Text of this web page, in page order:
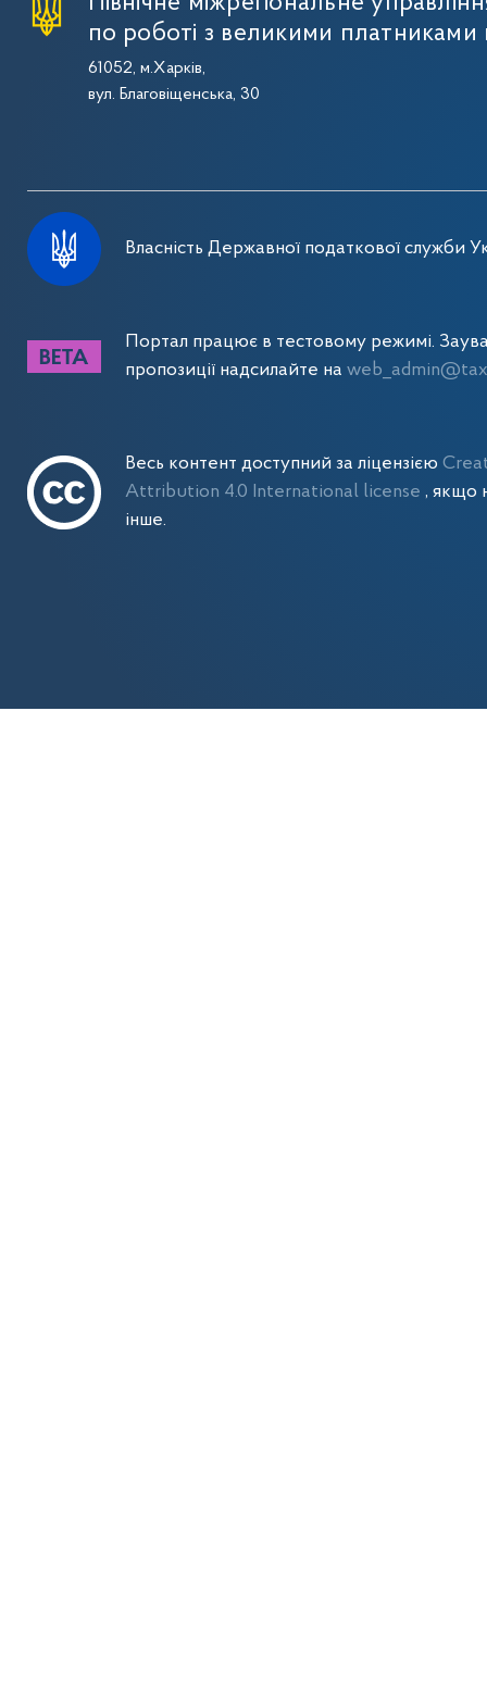
по роботі з великими платниками
61052, м.Харків,
вул. Благовіщенська, 30
Власність Державної податкової служби
Портал працює в тестовому режимі.
пропозиції надсилайте на
Весь контент доступний за ліцензією
Attribution 4.0 International license , якщо
інше.